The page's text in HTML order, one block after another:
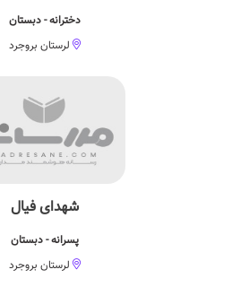
دخترانه - دبستان
لرستان بروجرد
شهدای فیال
پسرانه - دبستان
لرستان بروجرد